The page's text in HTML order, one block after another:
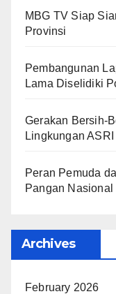
MBG TV Siap
Provinsi
Pembangunan
Lama Diselidiki
Gerakan Bersih-
Lingkungan ASRI
Peran Pemuda
Pangan Nasional
Archives
February 2026